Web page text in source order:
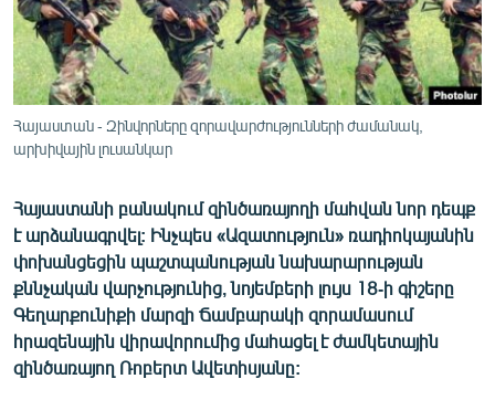
ՍՊՈՐՏ
ՄԵԿՆԱԲԱՆՈՒԹՅՈՒՆ
ՏՏ ԵՒ ԻՆՏԵՐՆԵՏ
ԿՈՐՈՆԱՎԻՐՈՒՍ
ՏԵՍԱՆՅՈՒԹԵՐ
ԲԱՆԱՎԵՃ
ՁԳՏԵԼՈՎ ԼԱՎԱԳՈՒՅՆԻՆ
ՓՈԴՔԱՍԹ
Հայաստան - Զինվորները զորավարժությունների ժամանակ,
արխիվային լուսանկար
Հայաստանի բանակում զինծառայողի մահվան նոր դեպք
է արձանագրվել: Ինչպես «Ազատություն» ռադիոկայանին
փոխանցեցին պաշտպանության նախարարության
քննչական վարչությունից, նոյեմբերի լույս 18-ի գիշերը
Գեղարքունիքի մարզի Ճամբարակի զորամասում
հրազենային վիրավորումից մահացել է ժամկետային
զինծառայող Ռոբերտ Ավետիսյանը: